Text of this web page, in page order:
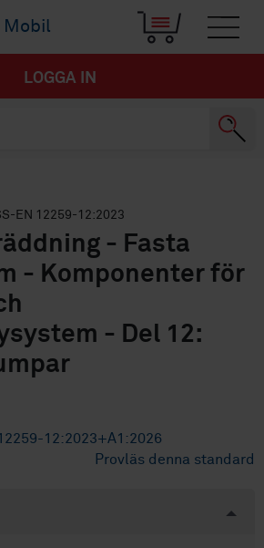
LOGGA IN
EN 12259-12:2023
- Fasta
- Komponenter för
- Del 12:
12:2023+A1:2026
Provläs denna standard